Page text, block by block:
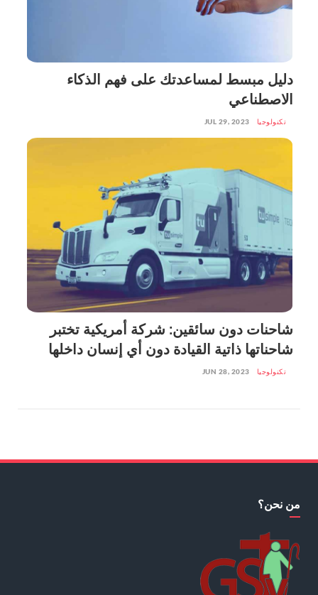
دليل مبسط لمساعدتك على فهم الذكاء
الاصطناعي
تكنولوجيا JUL 29, 2023
شاحنات دون سائقين: شركة أمريكية تختبر
شاحناتها ذاتية القيادة دون أي إنسان داخلها
تكنولوجيا JUN 28, 2023
من نحن؟